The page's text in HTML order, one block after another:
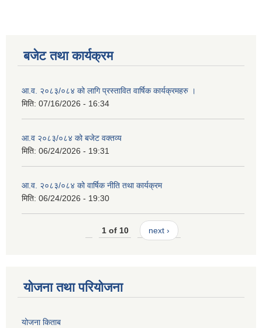
बजेट तथा कार्यक्रम
आ.व. २०८३/०८४ को लागि प्रस्तावित वार्षिक कार्यक्रमहरु ।
मिति: 07/16/2026 - 16:34
आ.व २०८३/०८४ को बजेट वक्तव्य
मिति: 06/24/2026 - 19:31
आ.व. २०८३/०८४ को वार्षिक नीति तथा कार्यक्रम
मिति: 06/24/2026 - 19:30
1 of 10 next ›
योजना तथा परियोजना
योजना किताब